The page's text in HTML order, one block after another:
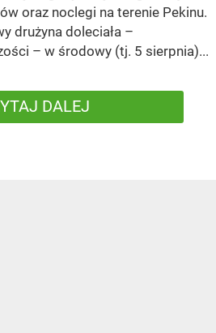
oraz noclegi na terenie Pekinu.
drużyna doleciała –
– w środowy (tj. 5 sierpnia)...
DALEJ